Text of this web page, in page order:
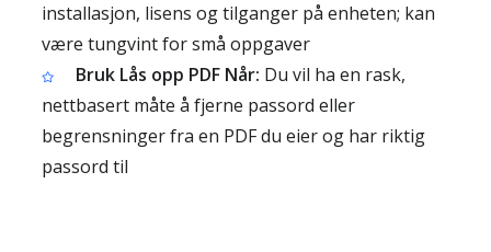
installasjon, lisens og tilganger på enheten; kan
være tungvint for små oppgaver
Bruk Lås opp PDF Når: Du vil ha en rask,
nettbasert måte å fjerne passord eller
begrensninger fra en PDF du eier og har riktig
passord til